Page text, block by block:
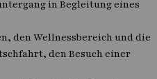
in Begleitung eines
den Wellnessbereich und die
den Besuch einer